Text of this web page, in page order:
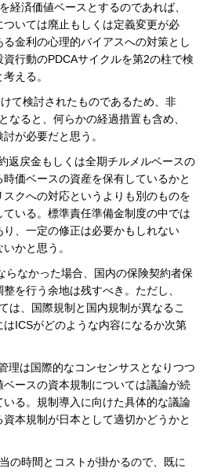
経済価値ベースとするのであれば、
いては廃止もしくは定義変更が必
金利の心理的バイアスへの対策とし
行動のPDCAサイクルを第2の柱で検
える。
検討されたものであるため、非
なると、何らかの経過措置も含め、
が必要だと思う。
戻金もしくは全期チルメルベースの
価ベースの資産を保有しているかと
クへの対応というよりも別のものを
ている。標準責任準備金制度の中では
、一定の修正は必要かもしれない
かと思う。
なかった場合、国内の保険契約者保
を行う余地は残すべき。ただし、
は、国際規制と国内規制が異なるこ
はICSがどのような内容になるか次第
は国際的なコンセンサスとなりつつ
ースの資本規制については議論が続
る。規制導入に向けた具体的な議論
本規制が日本として適切かどうかと
時間とコストが掛かるので、既に